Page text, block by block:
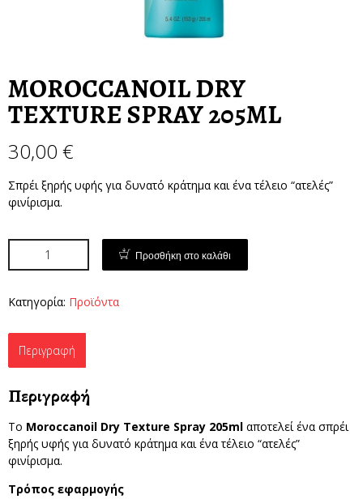
MOROCCANOIL DRY
TEXTURE SPRAY 205ML
30,00 €
Σπρέι ξηρής υφής για δυνατό κράτημα και ένα τέλειο “ατελές”
φινίρισμα.
Προσθήκη στο καλάθι
Κατηγορία: Προϊόντα
Περιγραφή
Περιγραφή
Το Moroccanoil Dry Texture Spray 205ml αποτελεί ένα σπρέι
ξηρής υφής για δυνατό κράτημα και ένα τέλειο “ατελές”
φινίρισμα.
Τρόπος εφαρμογής